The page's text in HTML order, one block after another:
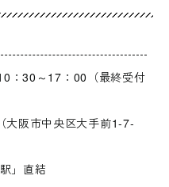
：30～17：00（最終受付
阪市中央区大手前1‐7‐
直結